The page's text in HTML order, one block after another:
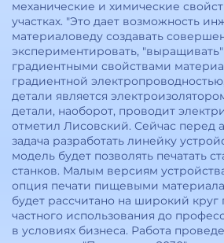
механические и химические
участках. "Это дает возможность
материаловеду создавать
экспериментировать,
градиентными свойствами
градиентной
детали является
детали, наоборот, проводит
отметил Лисовский. Сейчас перед
задача разработать линейку
модель будет позволять печатать
станков. Малым версиям
опция печати пищевыми
будет рассчитано на широкий
частного использования до
в условиях бизнеса. Работа